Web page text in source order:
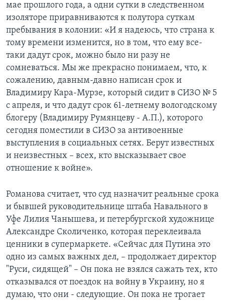
мае прошлого года, а одни сутки в следственном
изоляторе приравниваются к полутора суткам
пребывания в колонии: «И я надеюсь, что страна к
тому времени изменится, но в том, что ему все-
таки дадут срок, можно было ни разу не
сомневаться. Мы же прекрасно понимаем, что, к
сожалению, давным-давно написан срок и
Владимиру Кара-Мурзе, который сидит в СИЗО № 5
с апреля, и что дадут срок 61-летнему вологодскому
блогеру (Владимиру Румянцеву - А.П.), которого
сегодня поместили в СИЗО за антивоенные
выступления в социальных сетях. Берут известных
и неизвестных – всех, кто высказывает свое
отношение к войне».
Романова считает, что суд назначит реальные срока
и бывшей руководительнице штаба Навального в
Уфе Лилия Чанышева, и петербургской художнице
Александре Сколиченко, которая переклеивала
ценники в супермаркете. «Сейчас для Путина это
одно из самых важных дел, – продолжает директор
"Руси, сидящей" – Он пока не взялся сажать тех, кто
отказывался от поездок на войну в Украину, но я
думаю, что они - следующие. Он пока не трогает